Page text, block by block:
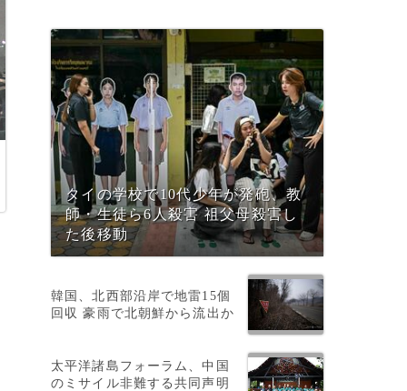
タイの学校で10代少年が発砲、教
師・生徒ら6人殺害 祖父母殺害し
た後移動
韓国、北西部沿岸で地雷15個
回収 豪雨で北朝鮮から流出か
太平洋諸島フォーラム、中国
のミサイル非難する共同声明